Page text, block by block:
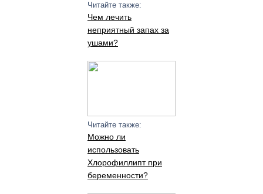
Читайте также:
Чем лечить
неприятный запах за
ушами?
Читайте также:
Можно ли
использовать
Хлорофиллипт при
беременности?